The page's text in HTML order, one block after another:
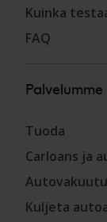
Kuinka
FAQ
Palvelumme
Tuoda
Carloans ja
Kuljeta